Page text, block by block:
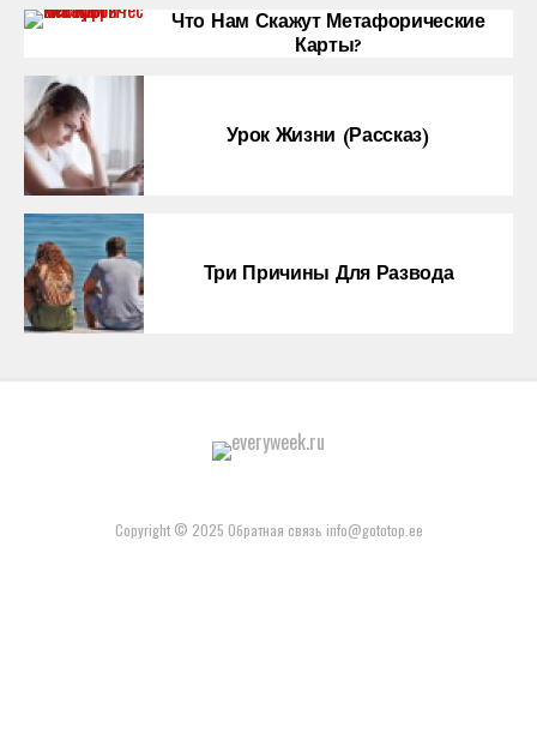
Что Нам Скажут Метафорические
Карты?
Урок Жизни (рассказ)
Три Причины Для Развода
Copyright © 2025 Обратная связь info@gototop.ee